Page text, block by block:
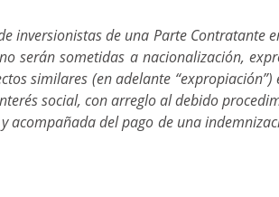
inversionistas de una Parte Contratante
serán sometidas a nacionalización,
similares (en adelante “expropiación”)
social, con arreglo al debido
acompañada del pago de una